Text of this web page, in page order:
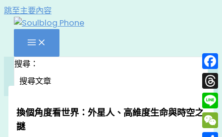
跳至主要內容
搜尋：
換個角度看世界：外星人、高維度生命與時空之
謎
Line